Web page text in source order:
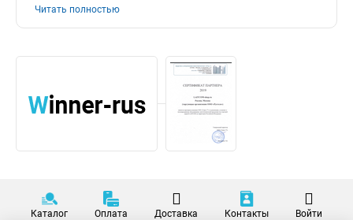
Читать полностью
Каталог Оплата Доставка Контакты Войти